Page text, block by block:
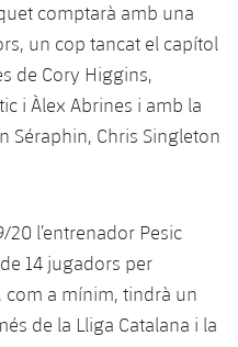
comptarà amb una
un cop tancat el capítol
de Cory Higgins,
i Àlex Abrines i amb la
Séraphin, Chris Singleton
l’entrenador Pesic
14 jugadors per
a mínim, tindrà un
de la Lliga Catalana i la